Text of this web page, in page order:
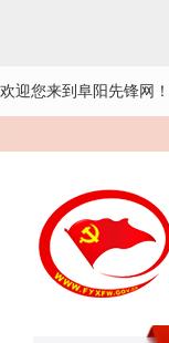
欢迎您来到阜阳先锋网！